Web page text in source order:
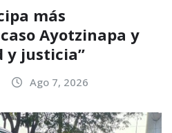
más
Ayotzinapa y
y justicia”
Ago 7, 2026